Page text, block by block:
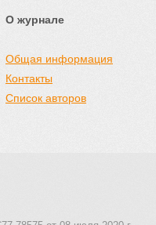
О журнале
Общая информация
Контакты
Список авторов